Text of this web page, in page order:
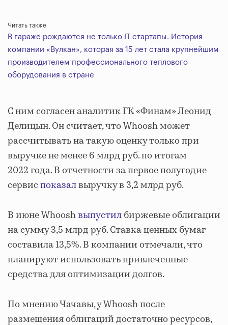
Читать также
В гараже рождаются не только IT стартапы. История
компании «Вулкан», которая за 15 лет стала крупнейшим
производителем профессионального теплового
оборудования в стране
С ним согласен аналитик ГК «Финам» Леонид
Делицын. Он считает, что Whoosh может
рассчитывать на такую оценку только при
выручке не менее 6 млрд руб. по итогам
2022 года. В отчетности за первое полугодие
сервиспоказалвыручку в 3,2 млрд руб.
В июне Whooshвыпустилбиржевые облигации
на сумму 3,5 млрд руб. Ставка ценных бумаг
составила 13,5%. В компании отмечали, что
планируют использовать привлеченные
средства для оптимизации долгов.
По мнению Чачавы, у Whoosh после
размещения облигаций достаточно ресурсов,